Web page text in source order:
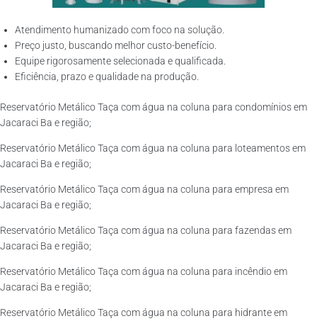
Atendimento humanizado com foco na solução.
Preço justo, buscando melhor custo-benefício.
Equipe rigorosamente selecionada e qualificada.
Eficiência, prazo e qualidade na produção.
Reservatório Metálico Taça com água na coluna para condomínios em
Jacaraci Ba e região;
Reservatório Metálico Taça com água na coluna para loteamentos em
Jacaraci Ba e região;
Reservatório Metálico Taça com água na coluna para empresa em
Jacaraci Ba e região;
Reservatório Metálico Taça com água na coluna para fazendas em
Jacaraci Ba e região;
Reservatório Metálico Taça com água na coluna para incêndio em
Jacaraci Ba e região;
Reservatório Metálico Taça com água na coluna para hidrante em